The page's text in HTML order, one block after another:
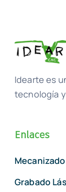
Idearte es
tecnología
Enlaces
Mecanizado
Grabado